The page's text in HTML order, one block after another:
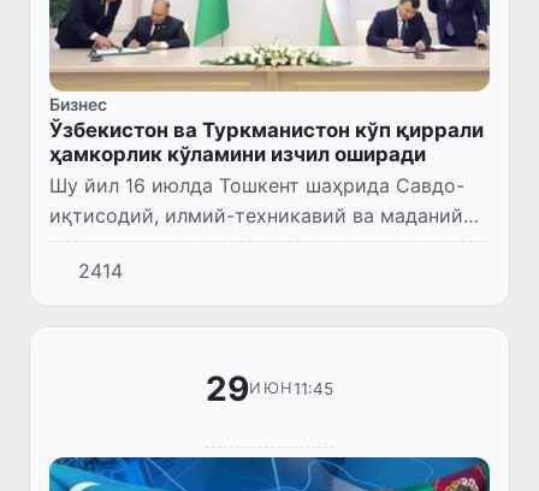
Бизнес
Ўзбекистон ва Туркманистон кўп қиррали
ҳамкорлик кўламини изчил оширади
Шу йил 16 июлда Тошкент шаҳрида Савдо-
иқтисодий, илмий-техникавий ва маданий
ҳамкорлик бўйича Ўзбекистон
-Туркманистон қўшма комиссиясининг 18-
йиғилиши бўлиб ўтди.
2414
29ИЮН11:45